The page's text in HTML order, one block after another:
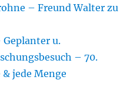
– Freund Walter zu
Geplanter u.
– 70.
jede Menge